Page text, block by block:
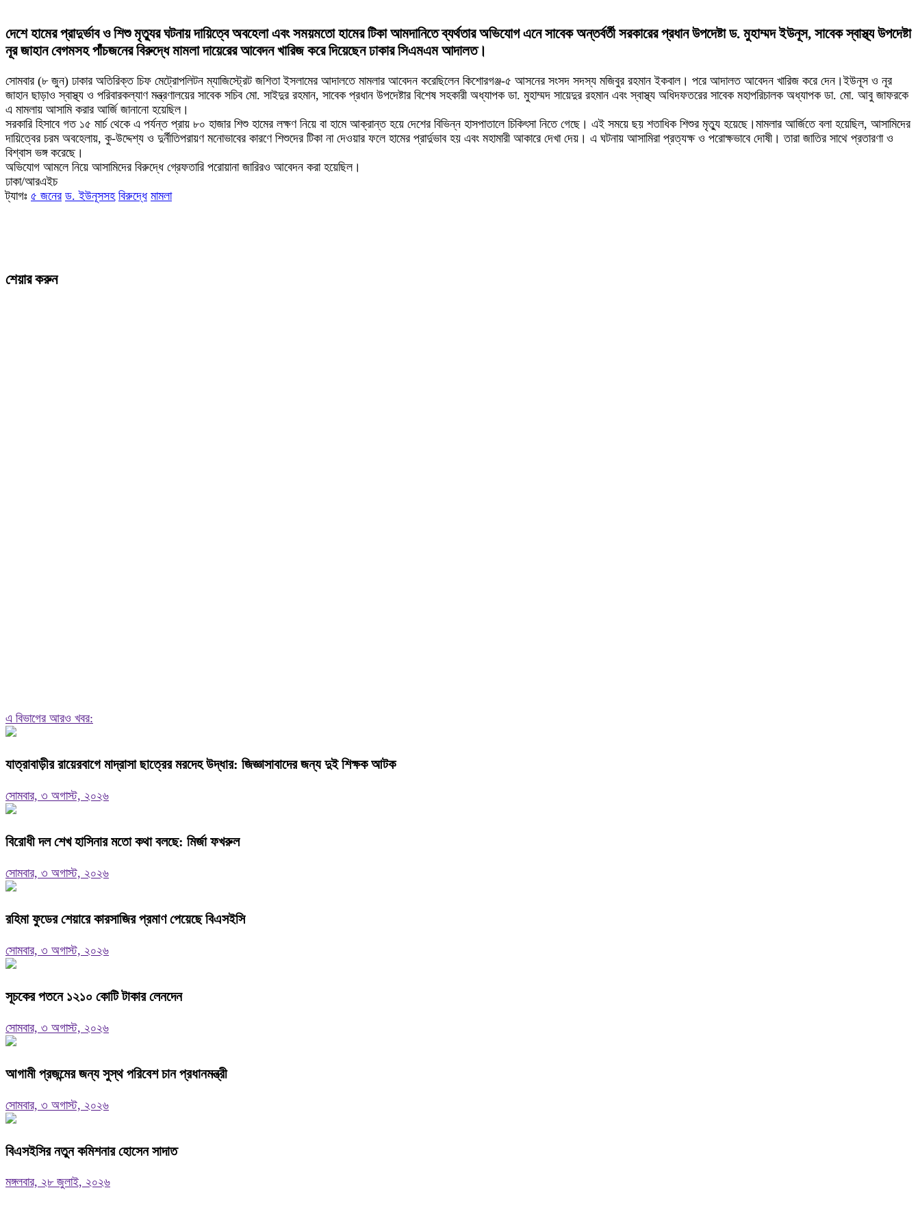
দেশে হামের প্রাদুর্ভাব ও শিশু মৃত্যুর ঘটনায় দায়িত্বে অবহেলা এবং সময়মতো হামের টিকা আমদানিতে ব্যর্থতার অভিযোগ এনে সাবেক অন্তর্বর্তী সরকারের প্রধান উপদেষ্টা ড. মুহাম্মদ ইউনূস, সাবেক স্বাস্থ্য উপদেষ্টা
নূর জাহান বেগমসহ পাঁচজনের বিরুদ্ধে মামলা দায়েরের আবেদন খারিজ করে দিয়েছেন ঢাকার সিএমএম আদালত।
সোমবার (৮ জুন) ঢাকার অতিরিক্ত চিফ মেট্রোপলিটন ম্যাজিস্ট্রেট জশিতা ইসলামের আদালতে মামলার আবেদন করেছিলেন কিশোরগঞ্জ-৫ আসনের সংসদ সদস্য মজিবুর রহমান ইকবাল। পরে আদালত আবেদন খারিজ করে দেন।ইউনূস ও নূর
জাহান ছাড়াও স্বাস্থ্য ও পরিবারকল্যাণ মন্ত্রণালয়ের সাবেক সচিব মো. সাইদুর রহমান, সাবেক প্রধান উপদেষ্টার বিশেষ সহকারী অধ্যাপক ডা. মুহাম্মদ সায়েদুর রহমান এবং স্বাস্থ্য অধিদফতরের সাবেক মহাপরিচালক অধ্যাপক ডা. মো. আবু জাফরকে
এ মামলায় আসামি করার আর্জি জানানো হয়েছিল।
সরকারি হিসাবে গত ১৫ মার্চ থেকে এ পর্যন্ত প্রায় ৮০ হাজার শিশু হামের লক্ষণ নিয়ে বা হামে আক্রান্ত হয়ে দেশের বিভিন্ন হাসপাতালে চিকিৎসা নিতে গেছে। এই সময়ে ছয় শতাধিক শিশুর মৃত্যু হয়েছে।মামলার আর্জিতে বলা হয়েছিল, আসামিদের
দায়িত্বের চরম অবহেলায়, কু-উদ্দেশ্য ও দুর্নীতিপরায়ণ মনোভাবের কারণে শিশুদের টিকা না দেওয়ার ফলে হামের প্রার্দুভাব হয় এবং মহামারী আকারে দেখা দেয়। এ ঘটনায় আসামিরা প্রত্যক্ষ ও পরোক্ষভাবে দোষী। তারা জাতির সাথে প্রতারণা ও
বিশ্বাস ভঙ্গ করেছে।
অভিযোগ আমলে নিয়ে আসামিদের বিরুদ্ধে গ্রেফতারি পরোয়ানা জারিরও আবেদন করা হয়েছিল।
ঢাকা/আরএইচ
ট্যাগঃ ৫ জনের ড. ইউনূসসহ বিরুদ্ধে মামলা
শেয়ার করুন
এ বিভাগের আরও খবর:
যাত্রাবাড়ীর রায়েরবাগে মাদ্রাসা ছাত্রের মরদেহ উদ্ধার: জিজ্ঞাসাবাদের জন্য দুই শিক্ষক আটক
সোমবার, ৩ অগাস্ট, ২০২৬
বিরোধী দল শেখ হাসিনার মতো কথা বলছে: মির্জা ফখরুল
সোমবার, ৩ অগাস্ট, ২০২৬
রহিমা ফুডের শেয়ারে কারসাজির প্রমাণ পেয়েছে বিএসইসি
সোমবার, ৩ অগাস্ট, ২০২৬
সূচকের পতনে ১২১০ কোটি টাকার লেনদেন
সোমবার, ৩ অগাস্ট, ২০২৬
আগামী প্রজন্মের জন্য সুস্থ পরিবেশ চান প্রধানমন্ত্রী
সোমবার, ৩ অগাস্ট, ২০২৬
বিএসইসির নতুন কমিশনার হোসেন সাদাত
মঙ্গলবার, ২৮ জুলাই, ২০২৬